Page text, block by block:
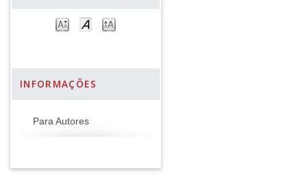
INFORMAÇÕES
Para Autores